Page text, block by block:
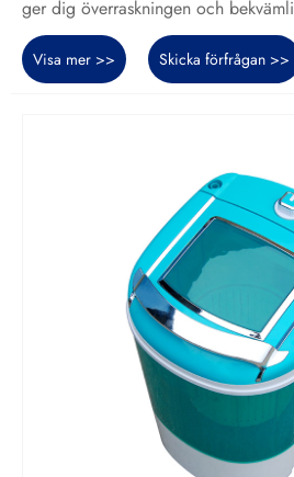
ger dig överraskningen och
Visa mer >> Skicka förfrågan >>